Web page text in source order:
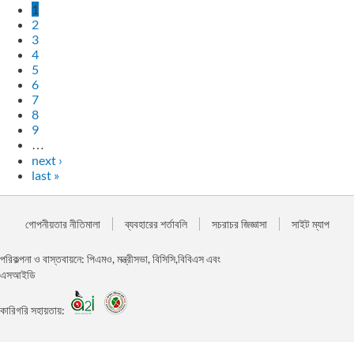
1
2
3
4
5
6
7
8
9
next ›
last »
গোপনীয়তার নীতিমালা ব্যবহারের শর্তাবলি সচরাচর জিজ্ঞাসা সাইট ম্যাপ
পরিকল্পনা ও বাস্তবায়নে: পিএমও, মন্ত্রীসভা, বিসিসি,বিবিএস এবং
এসআইডি
কারিগরি সহায়তায়: